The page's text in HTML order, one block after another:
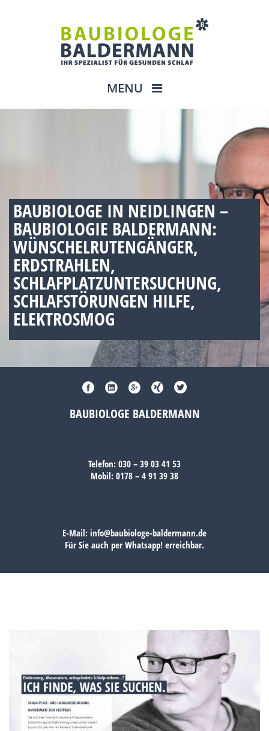
MENU
BAUBIOLOGE IN NEIDLINGEN –
BAUBIOLOGIE BALDERMANN:
WÜNSCHELRUTENGÄNGER,
ERDSTRAHLEN,
SCHLAFPLATZUNTERSUCHUNG,
SCHLAFSTÖRUNGEN HILFE,
ELEKTROSMOG
BAUBIOLOGE BALDERMANN
Telefon: 030 – 39 03 41 53
Mobil: 0178 – 4 91 39 38
E-Mail: info@baubiologe-baldermann.de
Für Sie auch per Whatsapp! erreichbar.